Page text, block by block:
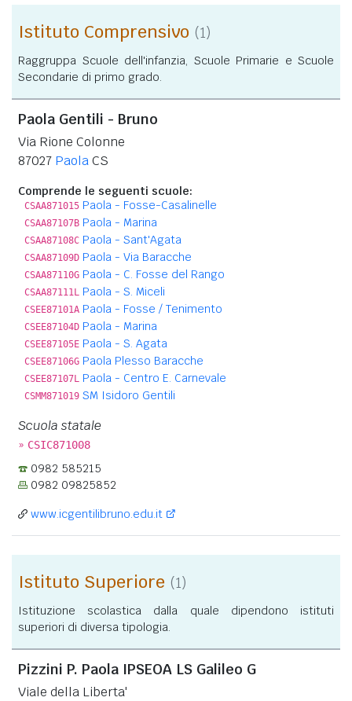
Istituto Comprensivo (1)
Raggruppa Scuole dell'infanzia, Scuole Primarie e Scuole
Secondarie di primo grado.
Paola Gentili - Bruno
Via Rione Colonne
87027 PaolaCS
Comprende le seguenti scuole:
CSAA871015 Paola - Fosse-Casalinelle
CSAA87107B Paola - Marina
CSAA87108C Paola - Sant'Agata
CSAA87109D Paola - Via Baracche
CSAA87110G Paola - C. Fosse del Rango
CSAA87111L Paola - S. Miceli
CSEE87101A Paola - Fosse / Tenimento
CSEE87104D Paola - Marina
CSEE87105E Paola - S. Agata
CSEE87106G Paola Plesso Baracche
CSEE87107L Paola - Centro E. Carnevale
CSMM871019 SM Isidoro Gentili
Scuola statale
» CSIC871008
0982 585215
0982 09825852
www.icgentilibruno.edu.it
Istituto Superiore (1)
Istituzione scolastica dalla quale dipendono istituti
superiori di diversa tipologia.
Pizzini P. Paola IPSEOA LS Galileo G
Viale della Liberta'